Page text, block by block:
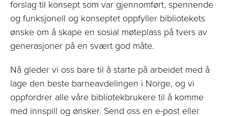
forslag til konsept som var gjennomført, spennende
og funksjonell og konseptet oppfyller bibliotekets
ønske om å skape en sosial møteplass på tvers av
generasjoner på en svært god måte.
Nå gleder vi oss bare til å starte på arbeidet med å
lage den beste barneavdelingen i Norge, og vi
oppfordrer alle våre bibliotekbrukere til å komme
med innspill og ønsker. Send oss en e-post eller